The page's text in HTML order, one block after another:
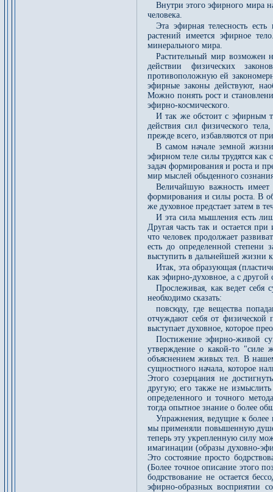
Внутри этого эфирного мира
человека.
Эта эфирная телесность
растений имеется эфирное
минерального мира.
Растительный мир возможен
действии физических
противоположную ей
эфирные законы действуют,
Можно понять рост и
эфирно-космического.
И так же обстоит с эфирным
действия сил физического
прежде всего, избавляются от
В самом начале земной
эфирном теле силы трудятся
задач формирования и роста и
мир мыслей обыденного
Величайшую важность
формирования и силы роста. В
же духовное предстает затем в
И эта сила мышления есть
Другая часть так и остается
что человек продолжает
есть до определенной
выступить в дальнейшей жизни
Итак, эта образующая
как эфирно-духовное, а с
Прослеживая, как ведет себя
необходимо сказать:
повсюду, где вещества
отчуждают себя от
выступает духовное, которое
Постижение эфирно-живой
утверждение о какой-то "силе
объяснением живых тел. В
сущностного начала, которое
Этого созерцания не
другую; его также не
определенного и точного
тогда опытное знание о более
Упражнения, ведущие к более
мы применяли повышенную
теперь эту укрепленную силу
имагинации (образы духовно-
Это состояние просто
(Более точное описание этого
бодрствование не остается
эфирно-образных восприятии